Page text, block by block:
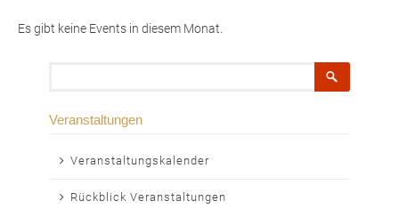
Es gibt keine Events in diesem Monat.
Veranstaltungen
Navigation
Veranstaltungskalender
Rückblick Veranstaltungen